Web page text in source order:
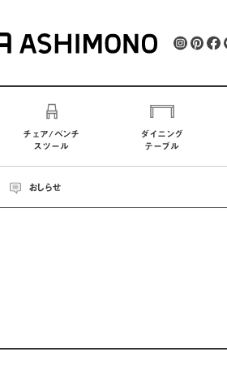
チェア/ベンチ
スツール
ダイニング
テーブル
おしらせ